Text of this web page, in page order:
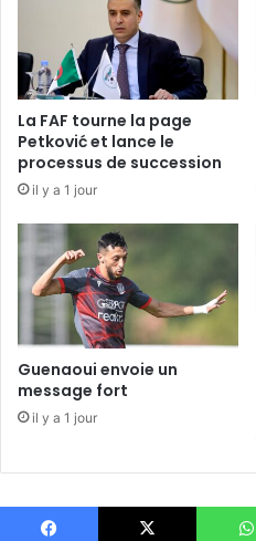
La FAF tourne la page
Petković et lance le
processus de succession
il y a 1 jour
Guenaoui envoie un
message fort
il y a 1 jour